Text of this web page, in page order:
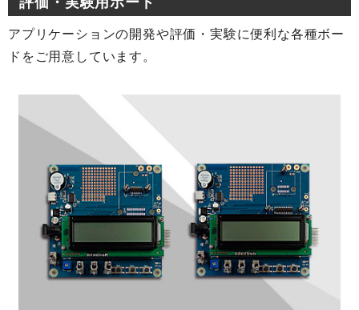
アプリケーションの開発や評価・実験に便利な各種ボー
ドをご用意しています。